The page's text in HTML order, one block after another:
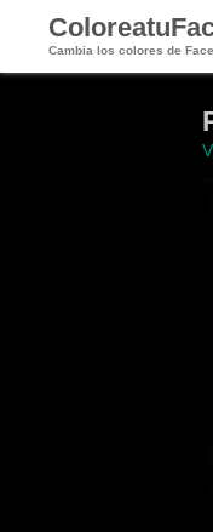
Cambia los colores de